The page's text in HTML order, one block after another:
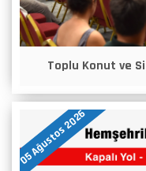
Toplu Konut ve
05 Ağustos 2026